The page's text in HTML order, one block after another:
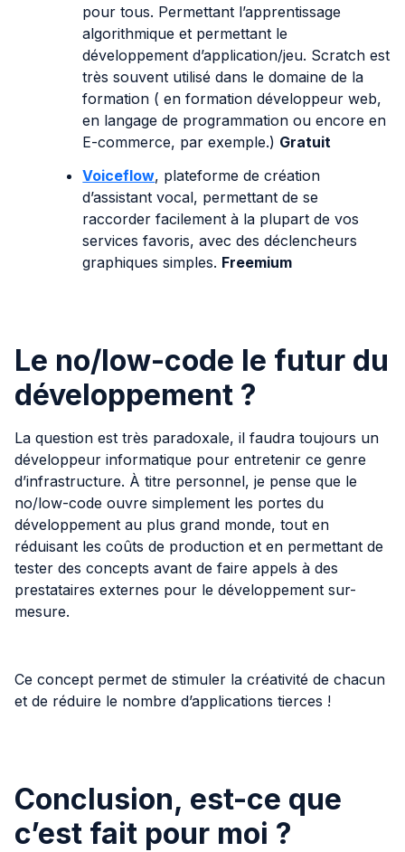
pour tous. Permettant l’apprentissage
algorithmique et permettant le
développement d’application/jeu. Scratch est
très souvent utilisé dans le domaine de la
formation ( en formation développeur web,
en langage de programmation ou encore en
E-commerce, par exemple.) Gratuit
Voiceflow, plateforme de création
d’assistant vocal, permettant de se
raccorder facilement à la plupart de vos
services favoris, avec des déclencheurs
graphiques simples. Freemium
Le no/low-code le futur du
développement ?
La question est très paradoxale, il faudra toujours un
développeur informatique pour entretenir ce genre
d’infrastructure. À titre personnel, je pense que le
no/low-code ouvre simplement les portes du
développement au plus grand monde, tout en
réduisant les coûts de production et en permettant de
tester des concepts avant de faire appels à des
prestataires externes pour le développement sur-
mesure.
Ce concept permet de stimuler la créativité de chacun
et de réduire le nombre d’applications tierces !
Conclusion, est-ce que
c’est fait pour moi ?